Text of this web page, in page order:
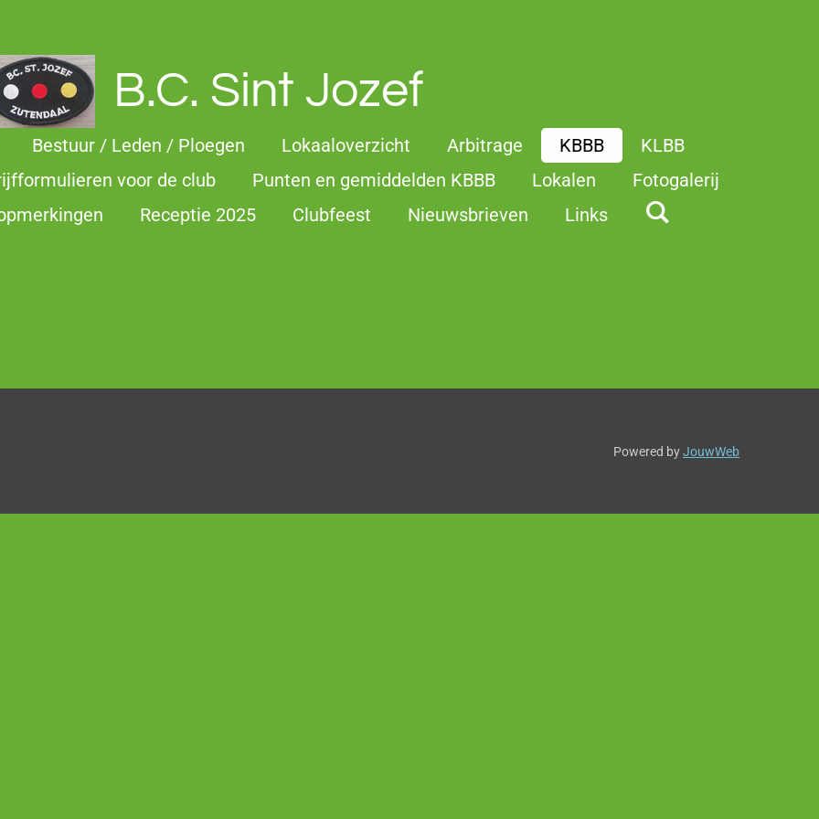
B.C. Sint Jozef
Bestuur / Leden / Ploegen Lokaaloverzicht Arbitrage KBBB
KLBB
voor de club Punten en gemiddelden KBBB Lokalen
Fotogalerij
Receptie 2025 Clubfeest Nieuwsbrieven Links
Powered byJouwWeb